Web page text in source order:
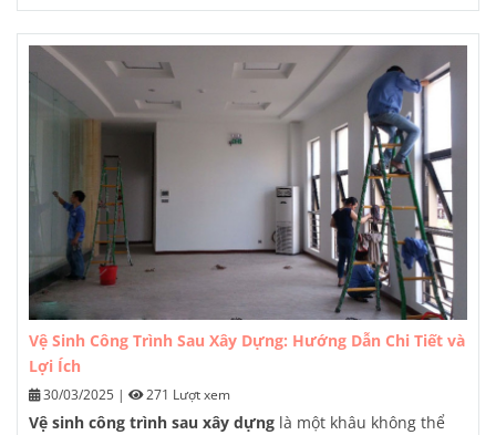
đến sức khỏe, tinh thần của nhân viên và hình ảnh của
doanh nghiệp. Thuê một dịch vụvệ sinh văn phòng công
chuyên nghiệp là giải pháp tối ưu để giải quyết vấn đề
này, giúp nâng cao hiệu suất làm việc và tạo ấn tượng tốt
với khách hàng, đối tác.
Vệ Sinh Công Trình Sau Xây Dựng: Hướng Dẫn Chi Tiết và
Lợi Ích
30/03/2025 | 271 Lượt xem
Vệ sinh công trình sau xây dựng là một khâu không thể